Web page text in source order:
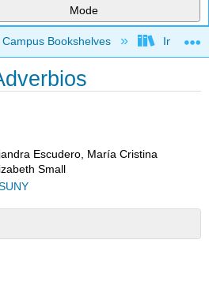
Mode
global hierarchy
Campus Bookshelves Imperial
Escudero, María Cristina
Small